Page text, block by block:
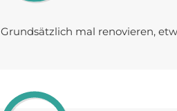
Grundsätzlich mal renovieren,